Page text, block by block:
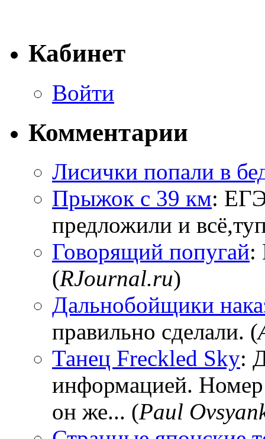
Кабинет
Войти
Комментарии
Лисички попали в
Прыжок с 39 км:
предложили и
Говорящий попугай:
(RJournal.ru)
Дальнобойщики
правильно сделали. (
Танец Freckled Sky:
информацией.
он же... (Paul